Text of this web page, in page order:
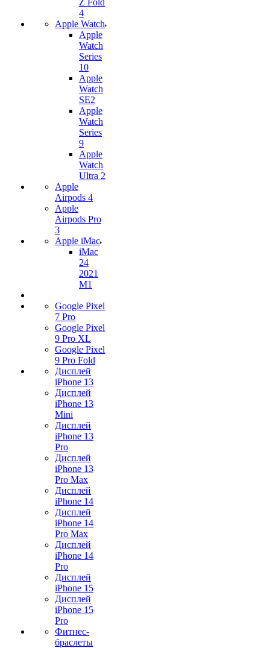
Z Fold
4
Apple Watch
Apple
Watch
Series
10
Apple
Watch
SE2
Apple
Watch
Series
9
Apple
Watch
Ultra 2
Apple
Airpods 4
Apple
Airpods Pro
3
Apple iMac
iMac
24
2021
M1
Google Pixel
7 Pro
Google Pixel
9 Pro XL
Google Pixel
9 Pro Fold
Дисплей
iPhone 13
Дисплей
iPhone 13
Mini
Дисплей
iPhone 13
Pro
Дисплей
iPhone 13
Pro Max
Дисплей
iPhone 14
Дисплей
iPhone 14
Pro Max
Дисплей
iPhone 14
Pro
Дисплей
iPhone 15
Дисплей
iPhone 15
Pro
Фитнес-
браслеты